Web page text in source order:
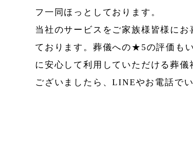
フ一同ほっとしております。
当社のサービスをご家族様皆様に
ております。葬儀への★5の評価も
に安心して利用していただける葬
ございましたら、LINEやお電話で